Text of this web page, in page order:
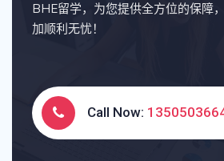
BHE留学，为您提供全方位的保障
加顺利无忧！
Call Now: